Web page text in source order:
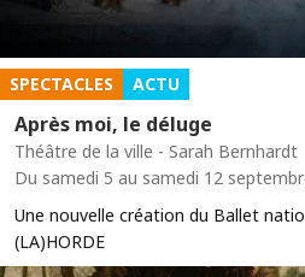
SPECTACLES ACTU
Après moi, le déluge
Théâtre de la ville - Sarah Bernhardt
Du samedi 5 au samedi 12
Une nouvelle création du Ballet
(LA)HORDE